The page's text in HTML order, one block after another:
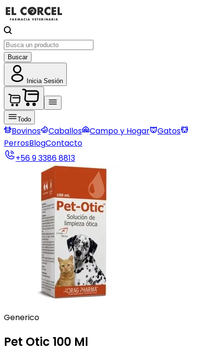
Buscar
Inicia Sesión
Todo
Bovinos Caballos Campo y Hogar
Gatos
PerrosBlogContacto
+56 9 3386 8813
Generico
Pet Otic 100 Ml